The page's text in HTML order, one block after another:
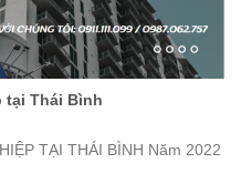
tại Thái Bình
TẠI THÁI BÌNH Năm 2022